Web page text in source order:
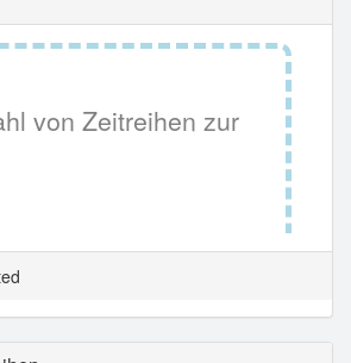
von Zeitreihen zur